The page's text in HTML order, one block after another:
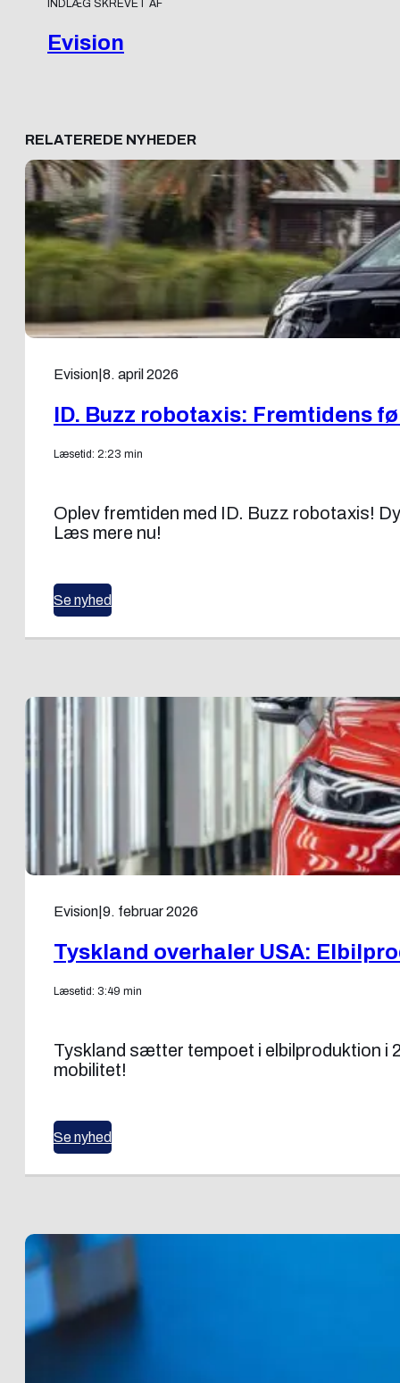
INDLÆG SKREVET AF
Evision
RELATEREDE NYHEDER
Evision 8. april 2026
ID. Buzz robotaxis: Fremtidens
Læsetid: 2:23 min
Oplev fremtiden med ID. Buzz robotaxis!
Læs mere nu!
Se nyhed
Evision 9. februar 2026
Tyskland overhaler USA:
Læsetid: 3:49 min
Tyskland sætter tempoet i elbilproduktion i
mobilitet!
Se nyhed